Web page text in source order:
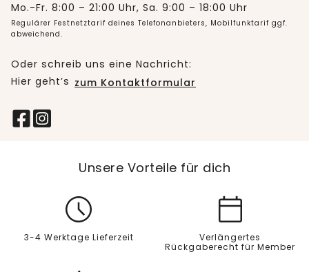
Mo.-Fr. 8:00 – 21:00 Uhr, Sa. 9:00 – 18:00 Uhr
Regulärer Festnetztarif deines Telefonanbieters, Mobilfunktarif ggf.
abweichend.
Oder schreib uns eine Nachricht:
Hier geht’s zum Kontaktformular
Unsere Vorteile für dich
3-4 Werktage Lieferzeit
Verlängertes
Rückgaberecht für Member